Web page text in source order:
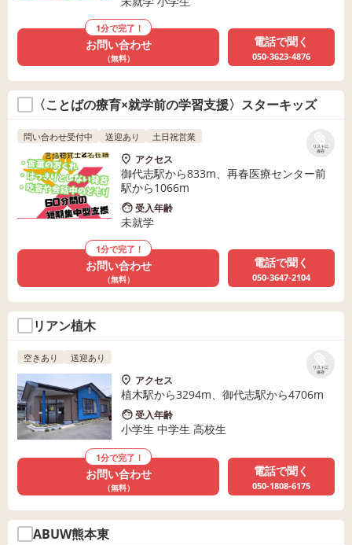
1分で完了！
お問い合わせ
（無料）
電話で聞く
050-3623-4876
〈ことばの療育×就学前の学習支援〉スターキッズ
リストに
保存
問い合わせ受付中 送迎あり 土日祝営業
アクセス
御代志駅から833m、再春医療センター前
駅から1066m
受入年齢
未就学
1分で完了！
お問い合わせ
（無料）
電話で聞く
050-3647-2104
リアン植木
リストに
保存
空きあり 送迎あり
アクセス
植木駅から3294m、御代志駅から4706m
受入年齢
小学生 中学生 高校生
1分で完了！
お問い合わせ
（無料）
電話で聞く
050-1808-6175
ABUW熊本東